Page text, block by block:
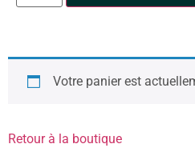
Votre panier est
Retour à la boutique